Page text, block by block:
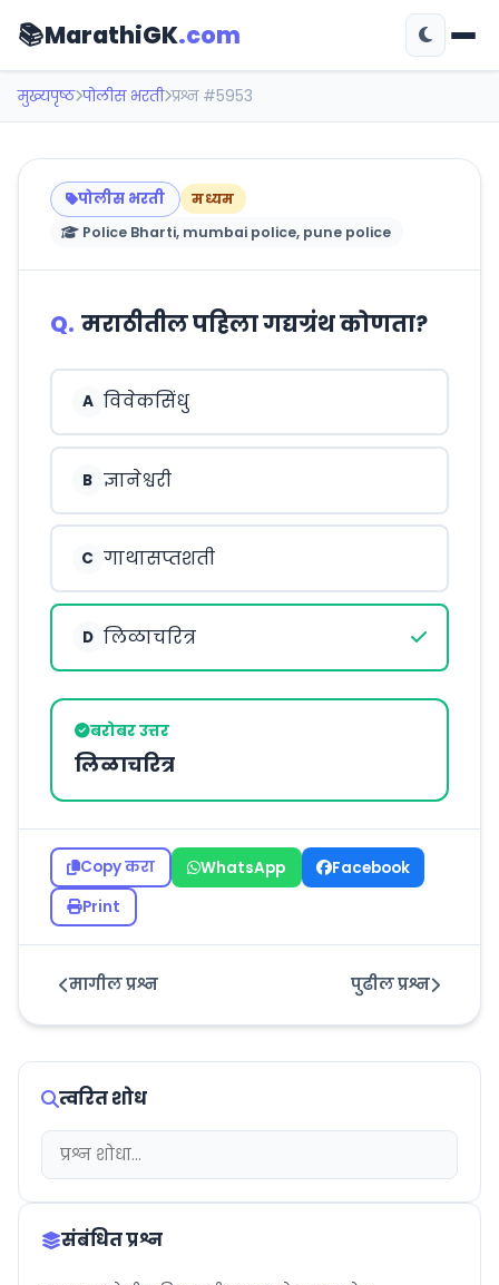
📚MarathiGK.com
मुख्यपृष्ठ पोलीस भरती प्रश्न #5953
पोलीस भरती
मध्यम
Police Bharti, mumbai police, pune police
Q. मराठीतील पहिला गद्यग्रंथ कोणता?
A विवेकसिंधु
B ज्ञानेश्वरी
C गाथासप्तशती
D लिळाचरित्र
बरोबर उत्तर
लिळाचरित्र
Copy करा WhatsApp
Facebook
Print
मागील प्रश्न पुढील प्रश्न
त्वरित शोध
संबंधित प्रश्न